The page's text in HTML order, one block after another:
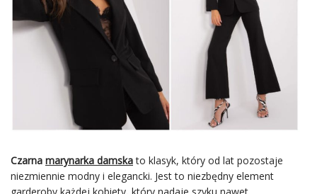
Czarna marynarka damskato klasyk, który od lat pozostaje
niezmiennie modny i elegancki. Jest to niezbędny element